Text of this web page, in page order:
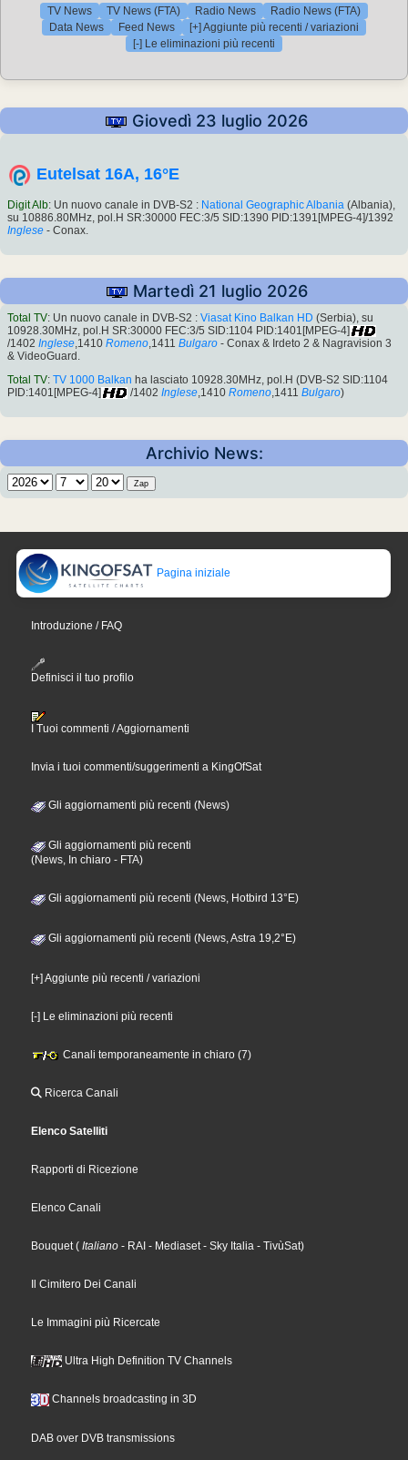
TV News TV News (FTA) Radio News
Radio News (FTA)
Data News
Feed News
[+] Aggiunte più recenti / variazioni
[-] Le eliminazioni più recenti
Giovedì 23 luglio 2026
Eutelsat 16A, 16°E
Digit Alb: Un nuovo canale in DVB-S2 : National Geographic Albania (Albania),
su 10886.80MHz, pol.H SR:30000 FEC:3/5 SID:1390 PID:1391[MPEG-4]/1392
Inglese - Conax.
Martedì 21 luglio 2026
Total TV: Un nuovo canale in DVB-S2 : Viasat Kino Balkan HD (Serbia), su
10928.30MHz, pol.H SR:30000 FEC:3/5 SID:1104 PID:1401[MPEG-4]
/1402 Inglese,1410 Romeno,1411 Bulgaro - Conax & Irdeto 2 & Nagravision 3
& VideoGuard.
Total TV: TV 1000 Balkan ha lasciato 10928.30MHz, pol.H (DVB-S2 SID:1104
PID:1401[MPEG-4]
/1402 Inglese,1410 Romeno,1411 Bulgaro)
Archivio News:
Pagina iniziale
Introduzione / FAQ
Definisci il tuo profilo
I Tuoi commenti / Aggiornamenti
Invia i tuoi commenti/suggerimenti a KingOfSat
Gli aggiornamenti più recenti (News)
Gli aggiornamenti più recenti
(News, In chiaro - FTA)
Gli aggiornamenti più recenti (News, Hotbird 13°E)
Gli aggiornamenti più recenti (News, Astra 19,2°E)
[+] Aggiunte più recenti / variazioni
[-] Le eliminazioni più recenti
Canali temporaneamente in chiaro (7)
Ricerca Canali
Elenco Satelliti
Rapporti di Ricezione
Elenco Canali
Bouquet( Italiano - RAI - Mediaset- Sky Italia - TivùSat)
Il Cimitero Dei Canali
Le Immagini più Ricercate
Ultra High Definition TV Channels
Channels broadcasting in 3D
DAB over DVB transmissions